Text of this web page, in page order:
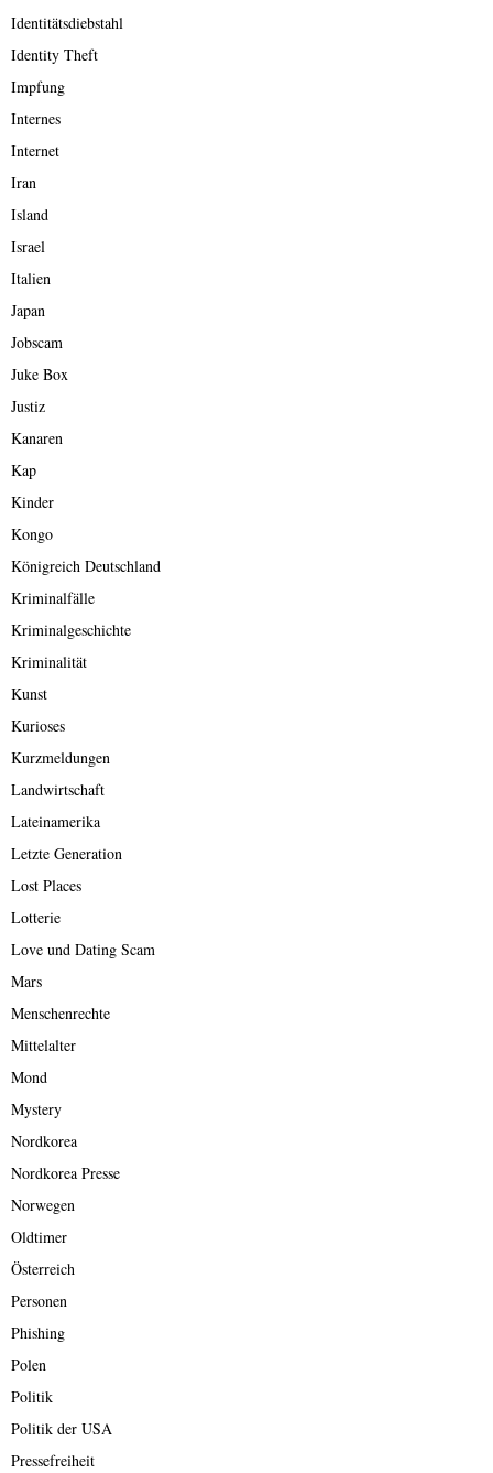
Identitätsdiebstahl
Identity Theft
Impfung
Internes
Internet
Iran
Island
Israel
Italien
Japan
Jobscam
Juke Box
Justiz
Kanaren
Kap
Kinder
Kongo
Königreich Deutschland
Kriminalfälle
Kriminalgeschichte
Kriminalität
Kunst
Kurioses
Kurzmeldungen
Landwirtschaft
Lateinamerika
Letzte Generation
Lost Places
Lotterie
Love und Dating Scam
Mars
Menschenrechte
Mittelalter
Mond
Mystery
Nordkorea
Nordkorea Presse
Norwegen
Oldtimer
Österreich
Personen
Phishing
Polen
Politik
Politik der USA
Pressefreiheit